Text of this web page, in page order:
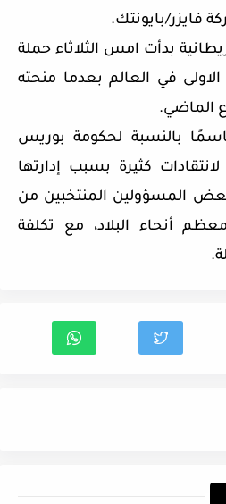
فايزر/بايونتك.
بدأت امس الثلاثاء حملة
في العالم بعدما منحته
الماضي.
بالنسبة لحكومة بوريس
كثيرة بسبب إدارتها
المسؤولين المنتخبين من
أنحاء البلاد، مع تكلفة